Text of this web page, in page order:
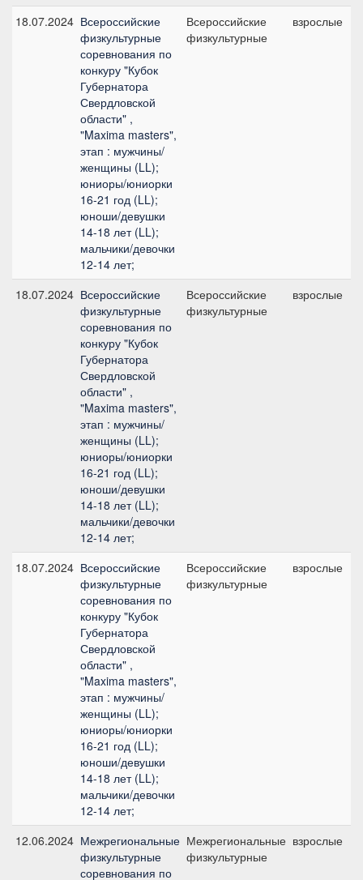
18.07.2024 Всероссийские
физкультурные
соревнования по
конкуру "Кубок
Губернатора
Свердловской
области" ,
"Maxima masters",
этап : мужчины/
женщины (LL);
юниоры/юниорки
16-21 год (LL);
юноши/девушки
14-18 лет (LL);
мальчики/девочки
12-14 лет;
Всероссийские
физкультурные
взрослые
18.07.2024 Всероссийские
физкультурные
соревнования по
конкуру "Кубок
Губернатора
Свердловской
области" ,
"Maxima masters",
этап : мужчины/
женщины (LL);
юниоры/юниорки
16-21 год (LL);
юноши/девушки
14-18 лет (LL);
мальчики/девочки
12-14 лет;
Всероссийские
физкультурные
взрослые
18.07.2024 Всероссийские
физкультурные
соревнования по
конкуру "Кубок
Губернатора
Свердловской
области" ,
"Maxima masters",
этап : мужчины/
женщины (LL);
юниоры/юниорки
16-21 год (LL);
юноши/девушки
14-18 лет (LL);
мальчики/девочки
12-14 лет;
Всероссийские
физкультурные
взрослые
12.06.2024 Межрегиональные
физкультурные
соревнования по
Межрегиональные
физкультурные
взрослые